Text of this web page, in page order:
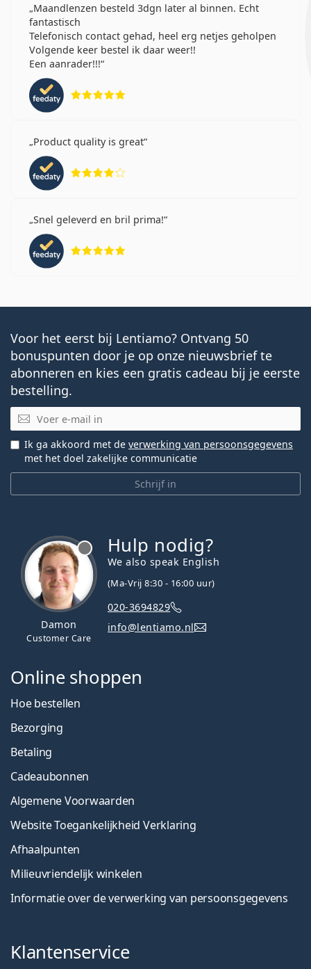
Maandlenzen besteld 3dgn later al binnen. Echt
fantastisch
Telefonisch contact gehad, heel erg netjes geholpen
Volgende keer bestel ik daar weer!!
Een aanrader!!!
Product quality is great
Snel geleverd en bril prima!
Voor het eerst bij Lentiamo? Ontvang 50
bonuspunten door je op onze nieuwsbrief te
abonneren en kies een gratis cadeau bij je eerste
bestelling.
E-mail
Schrijf in
Ik ga akkoord met de verwerking van persoonsgegevens
met het doel zakelijke communicatie
Damon
Customer Care
Hulp nodig?
We also speak English
(Ma-Vrij 8:30 - 16:00 uur)
020-3694829
info@lentiamo.nl
Online shoppen
Hoe bestellen
Bezorging
Betaling
Cadeaubonnen
Algemene Voorwaarden
Website Toegankelijkheid Verklaring
Afhaalpunten
Milieuvriendelijk winkelen
Informatie over de verwerking van persoonsgegevens
Klantenservice